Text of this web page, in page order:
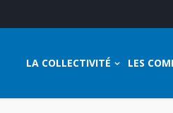
LA COLLECTIVITÉ LES